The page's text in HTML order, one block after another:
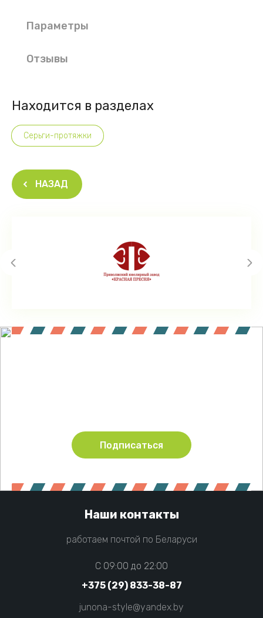
Параметры
Отзывы
Находится в разделах
Серьги-протяжки
НАЗАД
Подписаться
Наши контакты
работаем почтой по Беларуси
C 09:00 до 22:00
+375 (29) 833-38-87
junona-style@yandex.by